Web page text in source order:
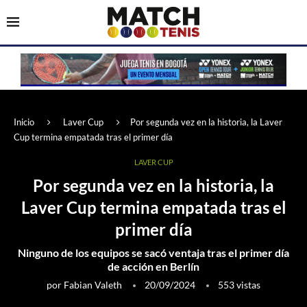
Inicio Laver Cup
Por segunda vez en la historia, la Laver
Cup termina empatada tras el primer día
LAVER CUP
Por segunda vez en la historia, la
Laver Cup termina empatada tras el
primer día
Ninguno de los equipos se sacó ventaja tras el primer día
de acción en Berlín
por Fabian Valeth 20/09/2024 553vistas